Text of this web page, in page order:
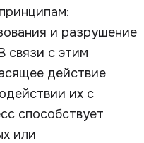
и разрушение
связи с этим
действие
их с
способствует
или